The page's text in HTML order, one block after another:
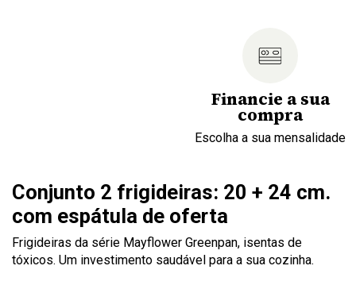
Financie a sua
compra
Escolha a sua mensalidade
Conjunto 2 frigideiras: 20 + 24 cm.
com espátula de oferta
Frigideiras da série Mayflower Greenpan, isentas de
tóxicos. Um investimento saudável para a sua cozinha.